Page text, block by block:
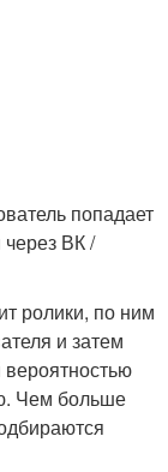
попадает
через ВК /
ролики, по ним
и затем
Чем больше